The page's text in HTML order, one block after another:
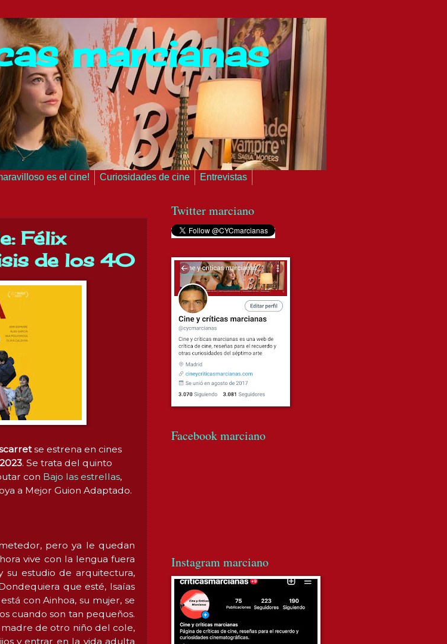
marcianas
es el cine! Curiosidades de cine Entrevistas
Félix
de los 40
se estrena en cines
. Se trata del quinto
con Bajo las estrellas,
a Mejor Guion Adaptado.
pero ya le quedan
vive con la lengua fuera
su estudio de arquitectura,
que esté, Isaías
con Ainhoa, su mujer, se
cuando son tan pequeños.
madre de otro niño del cole,
y entrar en la vida adulta
Twitter marciano
Facebook marciano
Instagram marciano